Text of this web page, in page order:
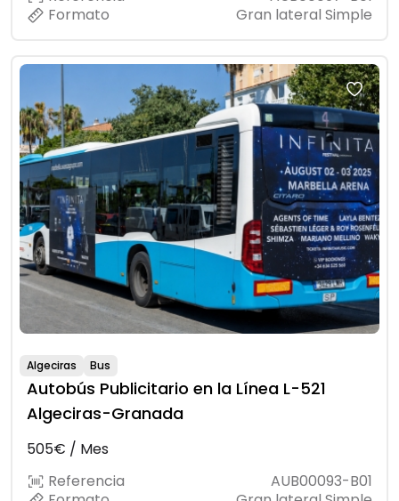
Formato
Gran lateral Simple
Algeciras Bus
Autobús Publicitario en la Línea L-521
Algeciras-Granada
505€ / Mes
Referencia
AUB00093-B01